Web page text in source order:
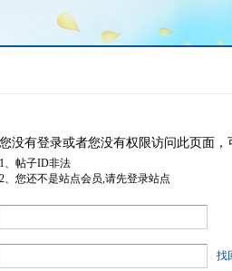
您没有登录或者您没有权限访问此页面
1、帖子ID非法
2、您还不是站点会员,请先登录站点
找